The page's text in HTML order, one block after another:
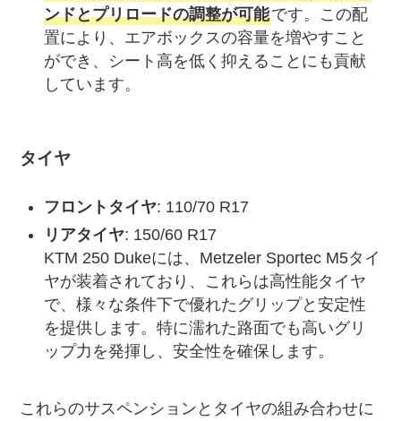
ンドとプリロードの調整が可能です。この配
置により、エアボックスの容量を増やすこと
ができ、シート高を低く抑えることにも貢献
しています。
タイヤ
フロントタイヤ: 110/70 R17
リアタイヤ: 150/60 R17
KTM 250 Dukeには、Metzeler Sportec M5タイ
ヤが装着されており、これらは高性能タイヤ
で、様々な条件下で優れたグリップと安定性
を提供します。特に濡れた路面でも高いグリ
ップ力を発揮し、安全性を確保します。
これらのサスペンションとタイヤの組み合わせに